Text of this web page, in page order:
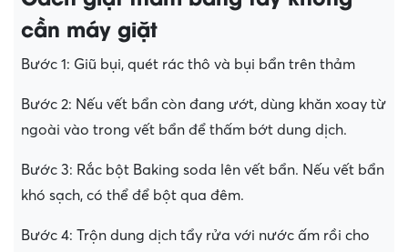
cần máy giặt
Bước 1: Giũ bụi, quét rác thô và bụi bẩn trên thảm
Bước 2: Nếu vết bẩn còn đang ướt, dùng khăn xoay từ
ngoài vào trong vết bẩn để thấm bớt dung dịch.
Bước 3: Rắc bột Baking soda lên vết bẩn. Nếu vết bẩn
khó sạch, có thể để bột qua đêm.
Bước 4: Trộn dung dịch tẩy rửa với nước ấm rồi cho